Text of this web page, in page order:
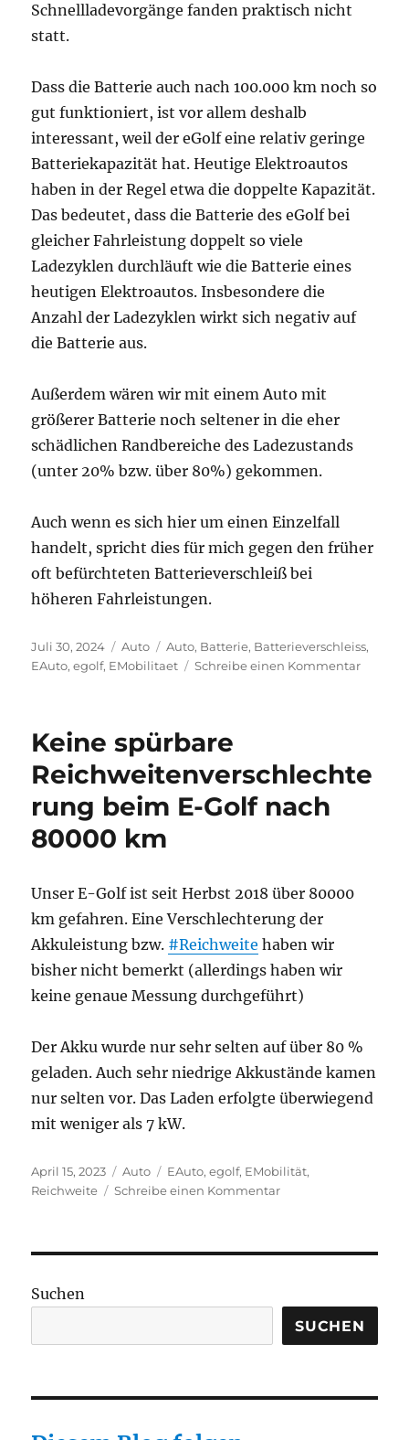
Schnellladevorgänge fanden praktisch nicht
statt.
Dass die Batterie auch nach 100.000 km noch so
gut funktioniert, ist vor allem deshalb
interessant, weil der eGolf eine relativ geringe
Batteriekapazität hat. Heutige Elektroautos
haben in der Regel etwa die doppelte Kapazität.
Das bedeutet, dass die Batterie des eGolf bei
gleicher Fahrleistung doppelt so viele
Ladezyklen durchläuft wie die Batterie eines
heutigen Elektroautos. Insbesondere die
Anzahl der Ladezyklen wirkt sich negativ auf
die Batterie aus.
Außerdem wären wir mit einem Auto mit
größerer Batterie noch seltener in die eher
schädlichen Randbereiche des Ladezustands
(unter 20% bzw. über 80%) gekommen.
Auch wenn es sich hier um einen Einzelfall
handelt, spricht dies für mich gegen den früher
oft befürchteten Batterieverschleiß bei
höheren Fahrleistungen.
Veröffentlicht
am
Juli 30, 2024 Kategorien
Auto Schlagwörter
Auto, Batterie, Batterieverschleiss,
EAuto,egolf, EMobilitaet Schreibe einen Kommentarzu
Keine spürbare
Reichweitenverschlechte
rung beim E-Golf nach
80000 km
Unser E-Golf ist seit Herbst 2018 über 80000
km gefahren. Eine Verschlechterung der
Akkuleistung bzw. #Reichweite haben wir
bisher nicht bemerkt (allerdings haben wir
keine genaue Messung durchgeführt)
Der Akku wurde nur sehr selten auf über 80 %
geladen. Auch sehr niedrige Akkustände kamen
nur selten vor. Das Laden erfolgte überwiegend
mit weniger als 7 kW.
Veröffentlicht
am
April 15, 2023 Kategorien
Auto Schlagwörter
EAuto,egolf, EMobilität,
Reichweite
Schreibe einen Kommentarzu
Golf
nach
80000
Suchen
SUCHEN